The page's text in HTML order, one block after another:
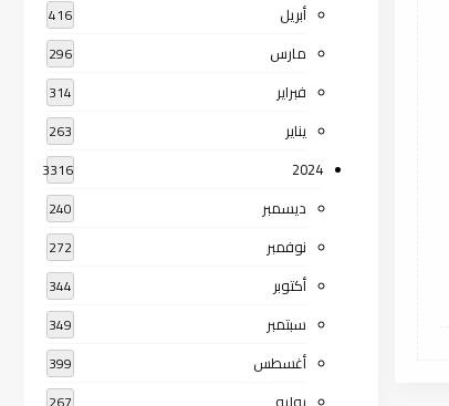
أبريل 416
مارس 296
فبراير 314
يناير 263
2024
3316
ديسمبر 240
نوفمبر 272
أكتوبر 344
سبتمبر 349
أغسطس 399